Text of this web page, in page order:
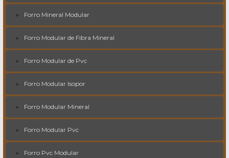
Forro Mineral Modular
Forro Modular de Fibra Mineral
Forro Modular de Pvc
Forro Modular Isopor
Forro Modular Mineral
Forro Modular Pvc
Forro Pvc Modular